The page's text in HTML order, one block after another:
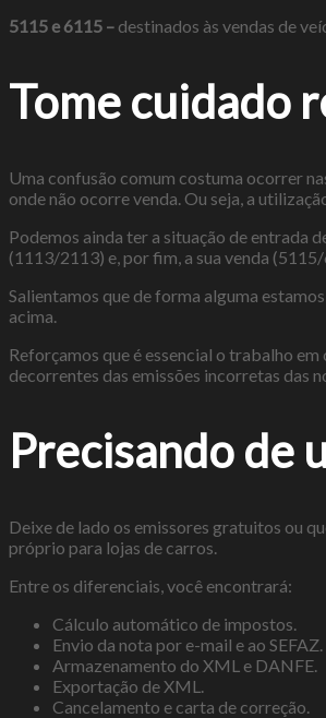
5115 e 6115 – destinados às vendas de
Tome cuidado
Uma confusão comum costuma ocorrer
onde não ocorre venda. Ou seja, a
Podemos ainda ter a situação de entrada
(1113/2113) e, por fim, a sua venda
Salientamos que de forma alguma
acima.
Reforçamos que é essencial o trabalho
decorrentes das emissões incorretas das
Precisando de
Deixe de lado os emissores gratuitos ou
próprio para lojas de carros.
Entre os diferenciais, você encontrará:
Cálculo automático de impostos.
Envio da nota por e-mail e ao SEFAZ.
Armazenamento do XML e DANFE.
Exportação de XML.
Cancelamento e carta de correção.